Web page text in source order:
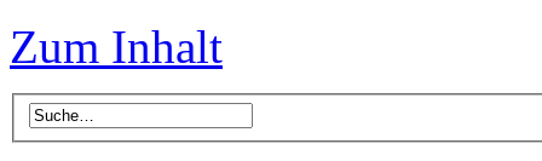
Zum Inhalt